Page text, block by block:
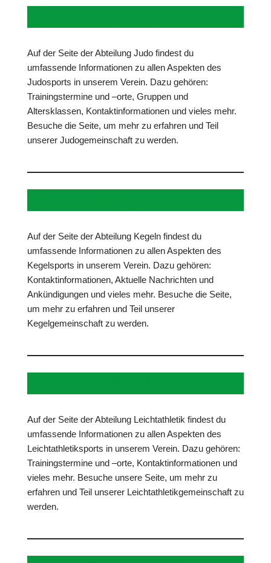
Auf der Seite der Abteilung Judo findest du
umfassende Informationen zu allen Aspekten des
Judosports in unserem Verein. Dazu gehören:
Trainingstermine und –orte, Gruppen und
Altersklassen, Kontaktinformationen und vieles mehr.
Besuche die Seite, um mehr zu erfahren und Teil
unserer Judogemeinschaft zu werden.
Auf der Seite der Abteilung Kegeln findest du
umfassende Informationen zu allen Aspekten des
Kegelsports in unserem Verein. Dazu gehören:
Kontaktinformationen, Aktuelle Nachrichten und
Ankündigungen und vieles mehr. Besuche die Seite,
um mehr zu erfahren und Teil unserer
Kegelgemeinschaft zu werden.
Auf der Seite der Abteilung Leichtathletik findest du
umfassende Informationen zu allen Aspekten des
Leichtathletiksports in unserem Verein. Dazu gehören:
Trainingstermine und –orte, Kontaktinformationen und
vieles mehr. Besuche unsere Seite, um mehr zu
erfahren und Teil unserer Leichtathletikgemeinschaft zu
werden.